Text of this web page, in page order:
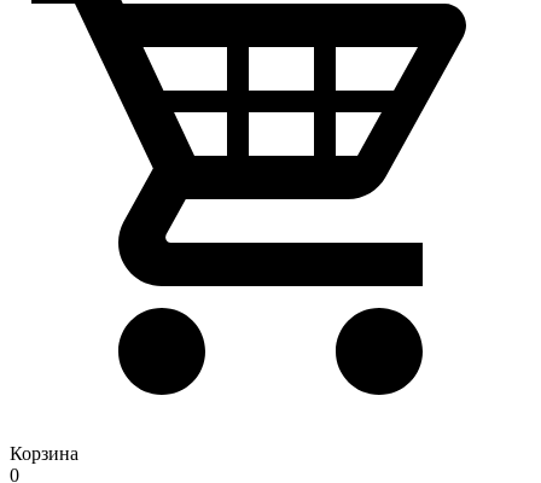
Корзина
0